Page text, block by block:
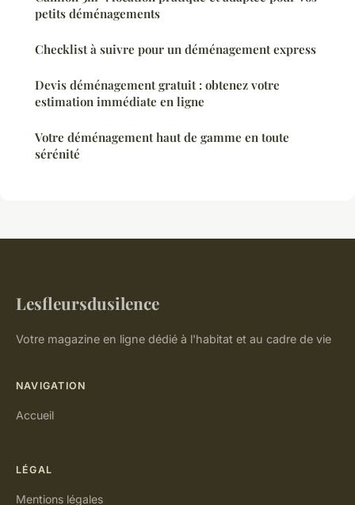
petits déménagements
Checklist à suivre pour un déménagement express
Devis déménagement gratuit : obtenez votre
estimation immédiate en ligne
Votre déménagement haut de gamme en toute
sérénité
Lesfleursdusilence
Votre magazine en ligne dédié à l'habitat et au cadre de vie
NAVIGATION
Accueil
LÉGAL
Mentions légales